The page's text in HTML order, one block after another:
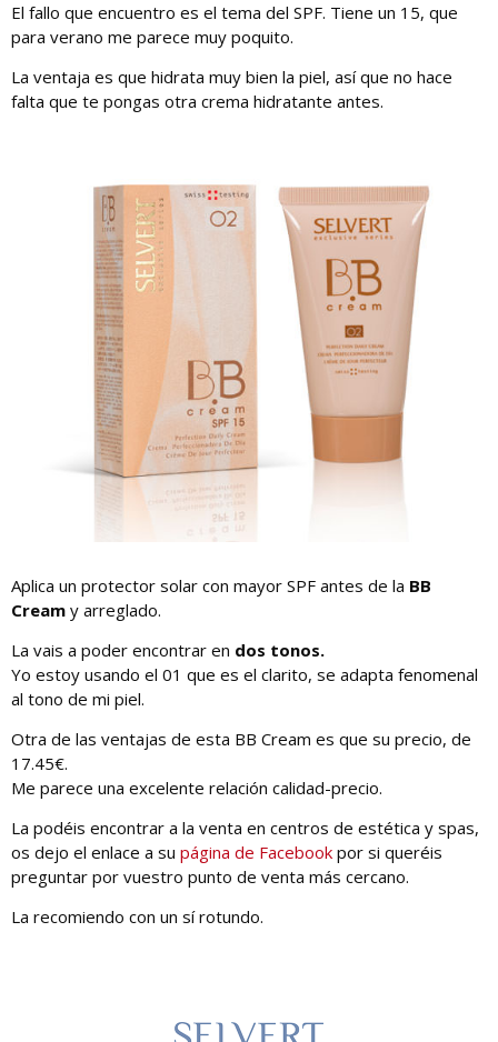
El fallo que encuentro es el tema del SPF. Tiene un 15, que
para verano me parece muy poquito.
La ventaja es que hidrata muy bien la piel, así que no hace
falta que te pongas otra crema hidratante antes.
Aplica un protector solar con mayor SPF antes de la BB
Cream y arreglado.
La vais a poder encontrar en dos tonos.
Yo estoy usando el 01 que es el clarito, se adapta fenomenal
al tono de mi piel.
Otra de las ventajas de esta BB Cream es que su precio, de
17.45€.
Me parece una excelente relación calidad-precio.
La podéis encontrar a la venta en centros de estética y spas,
os dejo el enlace a su página de Facebook por si queréis
preguntar por vuestro punto de venta más cercano.
La recomiendo con un sí rotundo.